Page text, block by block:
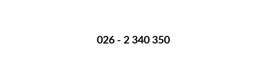
026 - 2 340 350